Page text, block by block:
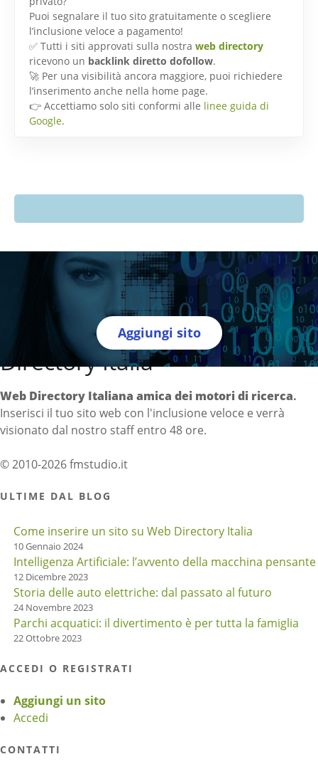
Puoi segnalare il tuo sito gratuitamente o scegliere
l’inclusione veloce a pagamento!
✅ Tutti i siti approvati sulla nostra web directory
ricevono un backlink diretto dofollow.
🚀 Per una visibilità ancora maggiore, puoi richiedere
l’inserimento anche nella home page.
👉 Accettiamo solo siti conformi alle linee guida di
Google.
Aggiungi sito
Directory Italia
Web Directory Italiana amica dei motori di ricerca.
Inserisci il tuo sito web con l'inclusione veloce e verrà
visionato dal nostro staff entro 48 ore.
© 2010-2026 fmstudio.it
ULTIME DAL BLOG
Come inserire un sito su Web Directory Italia
10 Gennaio 2024
Intelligenza Artificiale: l’avvento della macchina pensante
12 Dicembre 2023
Storia delle auto elettriche: dal passato al futuro
24 Novembre 2023
Parchi acquatici: il divertimento è per tutta la famiglia
22 Ottobre 2023
ACCEDI O REGISTRATI
Aggiungi un sito
Accedi
CONTATTI